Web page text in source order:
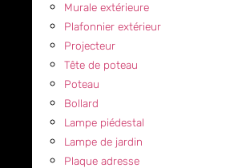
Murale extérieure
Plafonnier extérieur
Projecteur
Tête de poteau
Poteau
Bollard
Lampe piédestal
Lampe de jardin
Plaque adresse